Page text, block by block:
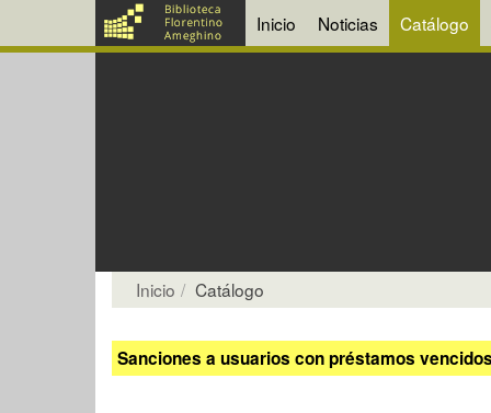
Inicio Noticias Catálogo
Inicio Catálogo
Sanciones a usuarios con préstamos